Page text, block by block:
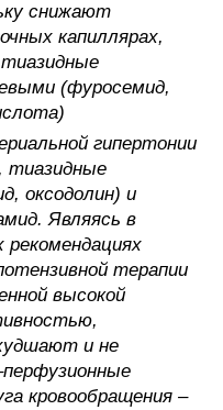
снижают
капиллярах,
тиазидные
(фуросемид,
гипертонии
тиазидные
оксодолин) и
Являясь в
терапии
высокой
и не
кровообращения –